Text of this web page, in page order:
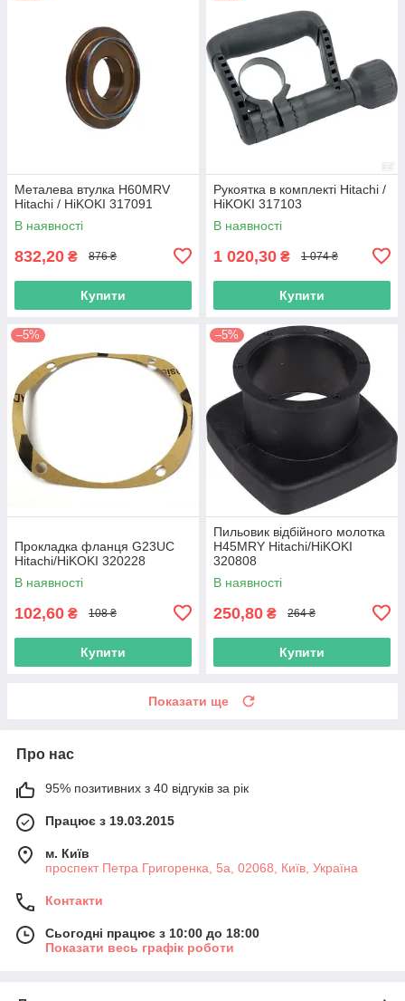
Металева втулка H60MRV
Hitachi / HiKOKI 317091
В наявності
832,20 ₴ 876 ₴
Купити
Рукоятка в комплекті Hitachi /
HiKOKI 317103
В наявності
1 020,30 ₴ 1 074 ₴
Купити
–5%
Прокладка фланця G23UC
Hitachi/HiKOKI 320228
В наявності
102,60 ₴ 108 ₴
Купити
–5%
Пильовик відбійного молотка
H45MRY Hitachi/HiKOKI
320808
В наявності
250,80 ₴ 264 ₴
Купити
Показати ще
Про нас
95% позитивних з 40 відгуків за рік
Працює з 19.03.2015
м. Київ
проспект Петра Григоренка, 5а, 02068, Київ, Україна
Контакти
Сьогодні працює з 10:00 до 18:00
Показати весь графік роботи